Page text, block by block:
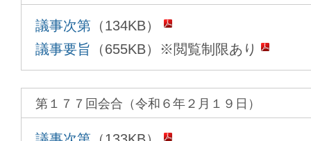
議事次第 （134KB）
議事要旨 （655KB）※閲覧制限あり
第１７７回会合（令和６年２月１９日）